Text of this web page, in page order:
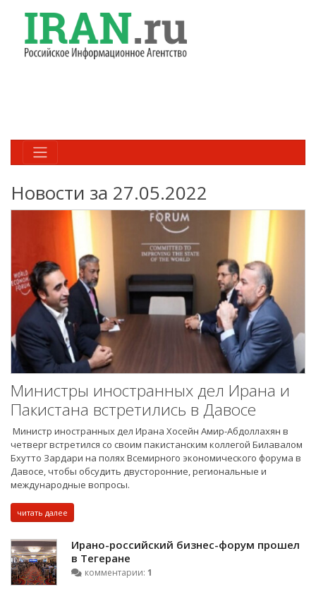
Новости за 27.05.2022
Министры иностранных дел Ирана и
Пакистана встретились в Давосе
Министр иностранных дел Ирана Хосейн Амир-Абдоллахян в
четверг встретился со своим пакистанским коллегой Билавалом
Бхутто Зардари на полях Всемирного экономического форума в
Давосе, чтобы обсудить двусторонние, региональные и
международные вопросы.
читать далее
Ирано-российский бизнес-форум прошел
в Тегеране
комментарии: 1